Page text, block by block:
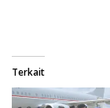
Terkait